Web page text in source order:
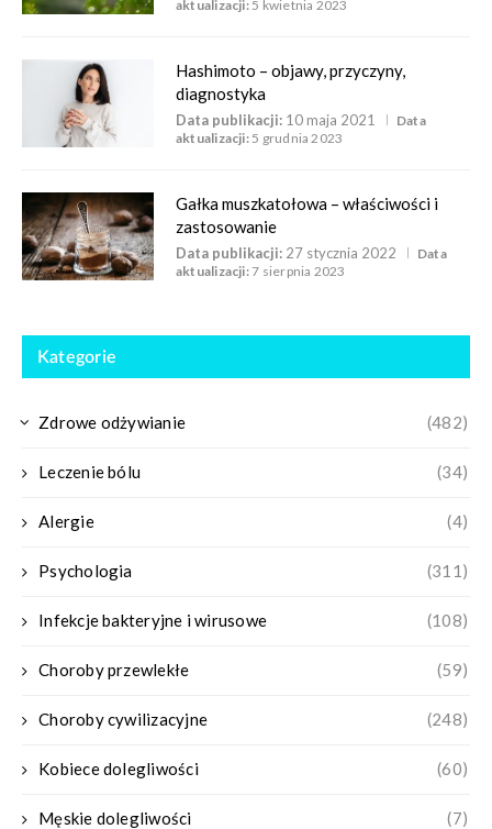
aktualizacji: 5 kwietnia 2023
Hashimoto – objawy, przyczyny,
diagnostyka
Data publikacji: 10 maja 2021
Data
aktualizacji: 5 grudnia 2023
Gałka muszkatołowa – właściwości i
zastosowanie
Data publikacji: 27 stycznia 2022
Data
aktualizacji:7 sierpnia 2023
Kategorie
Zdrowe odżywianie (482)
Leczenie bólu (34)
Alergie (4)
Psychologia (311)
Infekcje bakteryjne i wirusowe (108)
Choroby przewlekłe (59)
Choroby cywilizacyjne (248)
Kobiece dolegliwości (60)
Męskie dolegliwości (7)